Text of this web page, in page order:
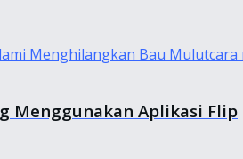
Menghilangkan Bau Mulutcara
Menggunakan Aplikasi Flip